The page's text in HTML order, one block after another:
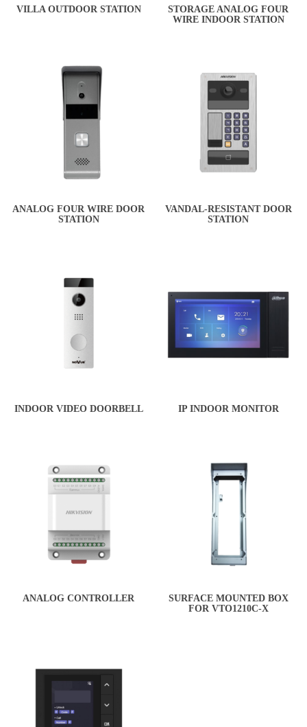
VILLA OUTDOOR STATION
STORAGE ANALOG FOUR
WIRE INDOOR STATION
ANALOG FOUR WIRE DOOR
STATION
VANDAL-RESISTANT DOOR
STATION
INDOOR VIDEO DOORBELL IP INDOOR MONITOR
ANALOG CONTROLLER
SURFACE MOUNTED BOX
FOR VTO1210C-X